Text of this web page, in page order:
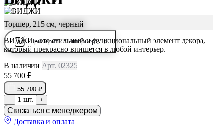
Примерить в интерьере
Торшер, 215 см, черный
ВИДЖИ - это стильный и функциональный элемент декора,
который прекрасно впишется в любой интерьер.
В наличии Арт. 02325
55 700 ₽
55 700 ₽
−
1 шт. +
Связаться с менеджером
Доставка и оплата